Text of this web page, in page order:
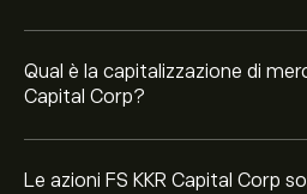
Qual è la capitalizzazione di
Capital Corp?
Le azioni FS KKR Capital Corp